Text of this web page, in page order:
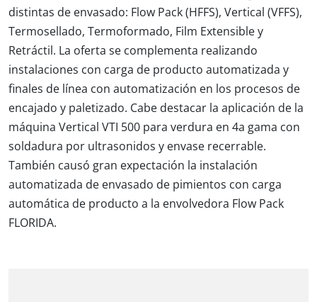
distintas de envasado: Flow Pack (HFFS), Vertical (VFFS),
Termosellado, Termoformado, Film Extensible y
Retráctil. La oferta se complementa realizando
instalaciones con carga de producto automatizada y
finales de línea con automatización en los procesos de
encajado y paletizado. Cabe destacar la aplicación de la
máquina Vertical VTI 500 para verdura en 4a gama con
soldadura por ultrasonidos y envase recerrable.
También causó gran expectación la instalación
automatizada de envasado de pimientos con carga
automática de producto a la envolvedora Flow Pack
FLORIDA.